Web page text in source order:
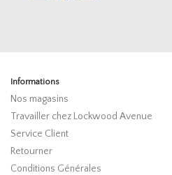
Informations
Nos magasins
Travailler chez Lockwood Avenue
Service Client
Retourner
Conditions Générales